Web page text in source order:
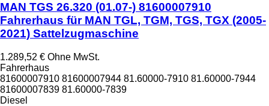
MAN TGS 26.320 (01.07-) 81600007910
Fahrerhaus für MAN TGL, TGM, TGS, TGX (2005-
2021) Sattelzugmaschine
1.289,52 € Ohne MwSt.
Fahrerhaus
81600007910 81600007944 81.60000-7910 81.60000-7944
81600007839 81.60000-7839
Diesel